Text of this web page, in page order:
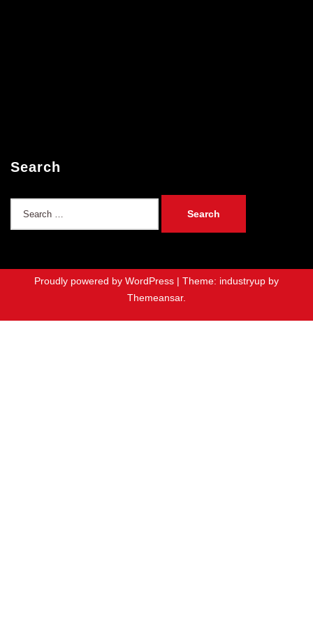
Search
Proudly powered by WordPress | Theme: industryup by
Themeansar.